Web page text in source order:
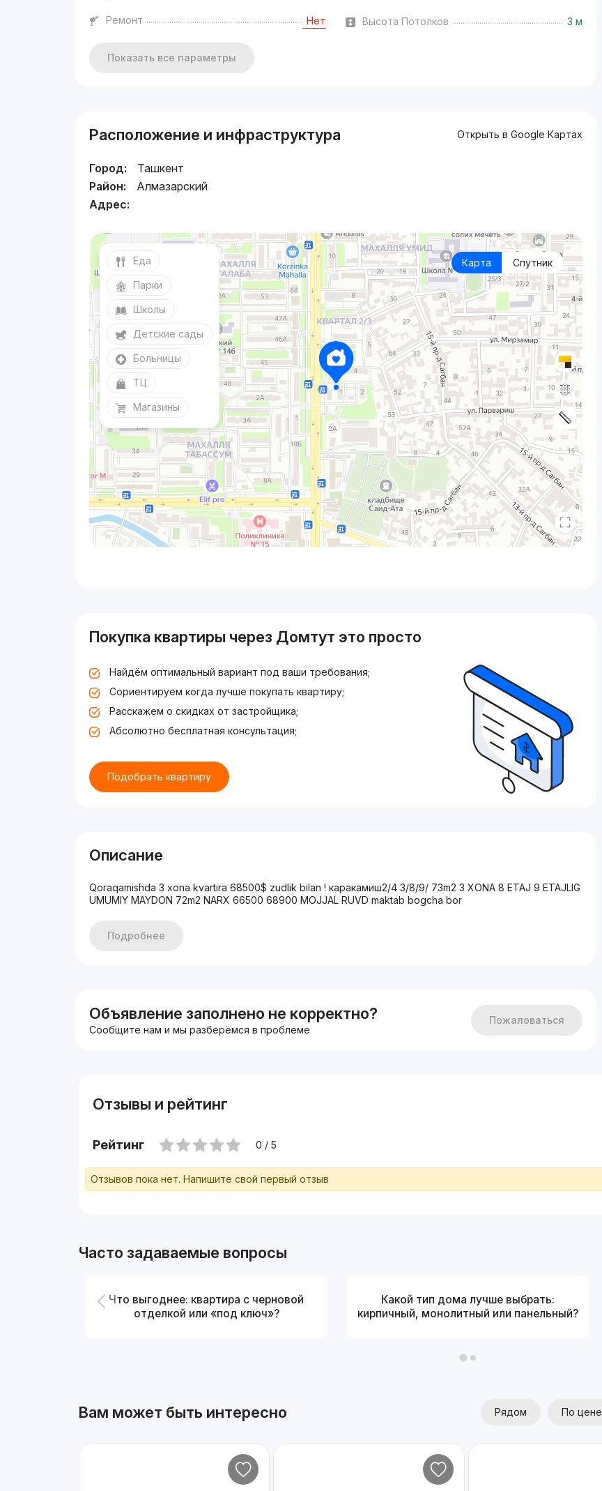
Ремонт Нет Высота Потолков 3 м
Показать все параметры
Расположение и инфраструктура Открыть в Google Картах
Город:
Ташкент
Район:
Алмазарский
Адрес:
Карта Спутник
Еда
Парки
Школы
Детские сады
Больницы
ТЦ
Магазины
Покупка квартиры через Домтут это просто
Найдём оптимальный вариант под ваши требования;
Сориентируем когда лучше покупать квартиру;
Расскажем о скидках от застройщика;
Абсолютно бесплатная консультация;
Подобрать квартиру
Описание
Qoraqamishda 3 xona kvartira 68500$ zudlik bilan ! каракамиш2/4 3/8/9/ 73m2 3 XONA 8 ETAJ 9 ETAJLIG
UMUMIY MAYDON 72m2 NARX 66500 68900 MOJJAL RUVD maktab bogcha bor
Подробнее
Объявление заполнено не корректно?
Сообщите нам и мы разберёмся в проблеме
Пожаловаться
Отзывы и рейтинг
Рейтинг 0 / 5
Отзывов пока нет. Напишите свой первый отзыв
Часто задаваемые вопросы
Что выгоднее: квартира с черновой
отделкой или «под ключ»?
Какой тип дома лучше выбрать:
кирпичный, монолитный или панельный?
Вам может быть интересно Рядом По цене